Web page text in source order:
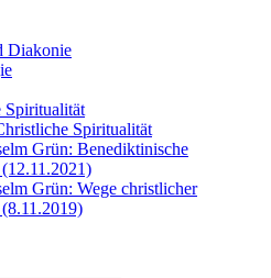
Diakonie
Spiritualität
Spiritualität
Grün: Benediktinische
Grün: Wege christlicher